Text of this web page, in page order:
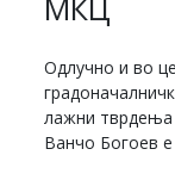
МКЦ
Одлучно и во
лажни
Ванчо Богоев